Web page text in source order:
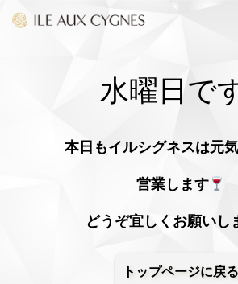
水曜日で
本日もイルシグネスは元
営業します
どうぞ宜しくお願いし
トップページに戻る